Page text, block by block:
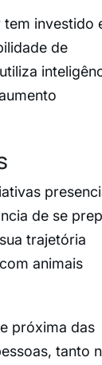
investido
de
de se
trajetória
animais
próxima das
tanto